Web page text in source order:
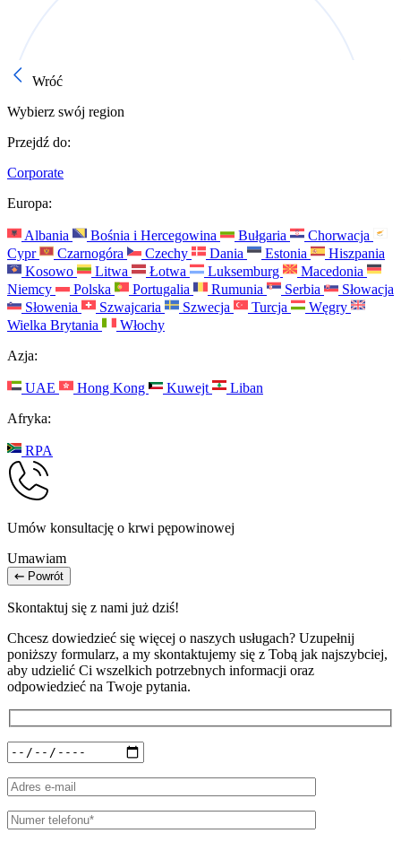
Wróć
Wybierz swój region
Przejdź do:
Corporate
Europa:
Albania Bośnia i Hercegowina Bułgaria
Chorwacja
Cypr
Czarnogóra Czechy Dania Estonia
Hiszpania
Kosowo
Litwa Łotwa Luksemburg
Macedonia
Niemcy
Polska Portugalia Rumunia Serbia
Słowacja
Słowenia
Szwajcaria Szwecja Turcja
Węgry
Wielka Brytania
Włochy
Azja:
UAE Hong Kong Kuwejt
Liban
Afryka:
RPA
Umów konsultację o krwi pępowinowej
Umawiam
Powrót
Skontaktuj się z nami już dziś!
Chcesz dowiedzieć się więcej o naszych usługach? Uzupełnij
poniższy formularz, a my skontaktujemy się z Tobą jak najszybciej,
aby udzielić Ci wszelkich potrzebnych informacji oraz
odpowiedzieć na Twoje pytania.